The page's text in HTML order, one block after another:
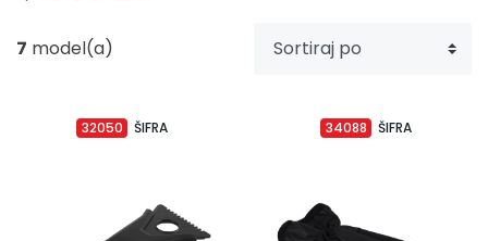
7 model(a)
ŠIFRA
32050 ŠIFRA
34088
Upaljači
Tech portfolio